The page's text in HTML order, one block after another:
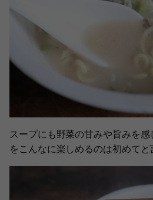
スープにも野菜の甘みや旨みを
をこんなに楽しめるのは初めてと